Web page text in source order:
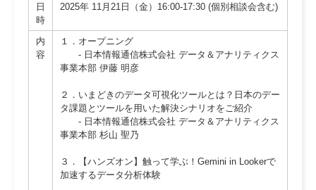
日
時
2025年 11月21日（金）16:00-17:30 (個別相談会含む)
内
容
１．オープニング
- 日本情報通信株式会社 データ＆アナリティクス
事業本部 伊藤 明彦
２．いまどきのデータ可視化ツールとは？日本のデー
タ課題とツールを用いた解決シナリオをご紹介
- 日本情報通信株式会社 データ＆アナリティクス
事業本部 杉山 聖乃
３．【ハンズオン】触って学ぶ！Gemini in Lookerで
加速するデータ分析体験